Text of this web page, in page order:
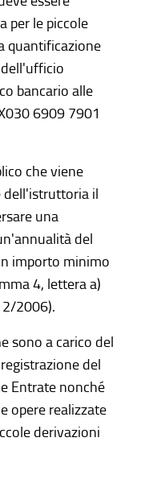
per le piccole
quantificazione
bancario alle
6909 7901
che viene
dell'istruttoria il
una
del
importo minimo
4, lettera a)
2006).
sono a carico del
del
Entrate nonché
opere realizzate
derivazioni